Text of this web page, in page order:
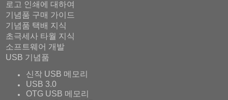
로고 인쇄에 대하여
기념품 구매 가이드
기념품 택배 지식
초극세사 타월 지식
소프트웨어 개발
USB 기념품
신작 USB 메모리
USB 3.0
OTG USB 메모리